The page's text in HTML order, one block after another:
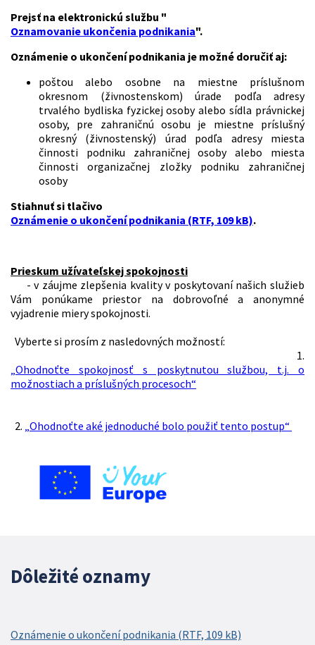
Prejsť na elektronickú službu "
Oznamovanie ukončenia podnikania".
Oznámenie o ukončení podnikania je možné doručiť aj:
poštou alebo osobne na miestne príslušnom
okresnom (živnostenskom) úrade podľa adresy
trvalého bydliska fyzickej osoby alebo sídla právnickej
osoby, pre zahraničnú osobu je miestne príslušný
okresný (živnostenský) úrad podľa adresy miesta
činnosti podniku zahraničnej osoby alebo miesta
činnosti organizačnej zložky podniku zahraničnej
osoby
Stiahnuť si tlačivo
Oznámenie o ukončení podnikania (RTF, 109 kB).
Prieskum užívateľskej spokojnosti
- v záujme zlepšenia kvality v poskytovaní našich služieb
Vám ponúkame priestor na dobrovoľné a anonymné
vyjadrenie miery spokojnosti.
Vyberte si prosím z nasledovných možností:
1.
„Ohodnoťte spokojnosť s poskytnutou službou, t.j. o
možnostiach a príslušných procesoch“
2. „Ohodnoťte aké jednoduché bolo použiť tento postup“
Dôležité oznamy
Oznámenie o ukončení podnikania (RTF, 109 kB)